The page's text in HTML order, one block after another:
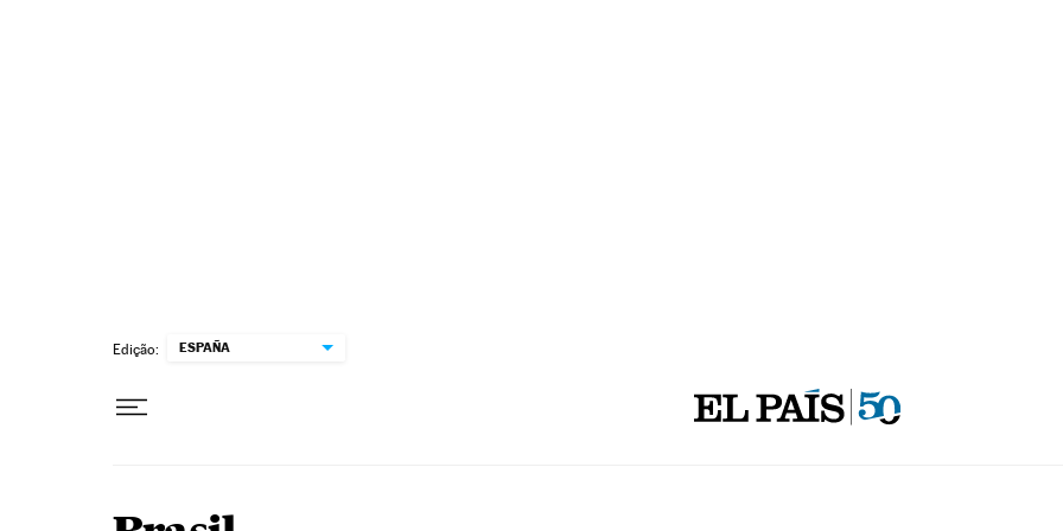
Edição: ESPAÑA